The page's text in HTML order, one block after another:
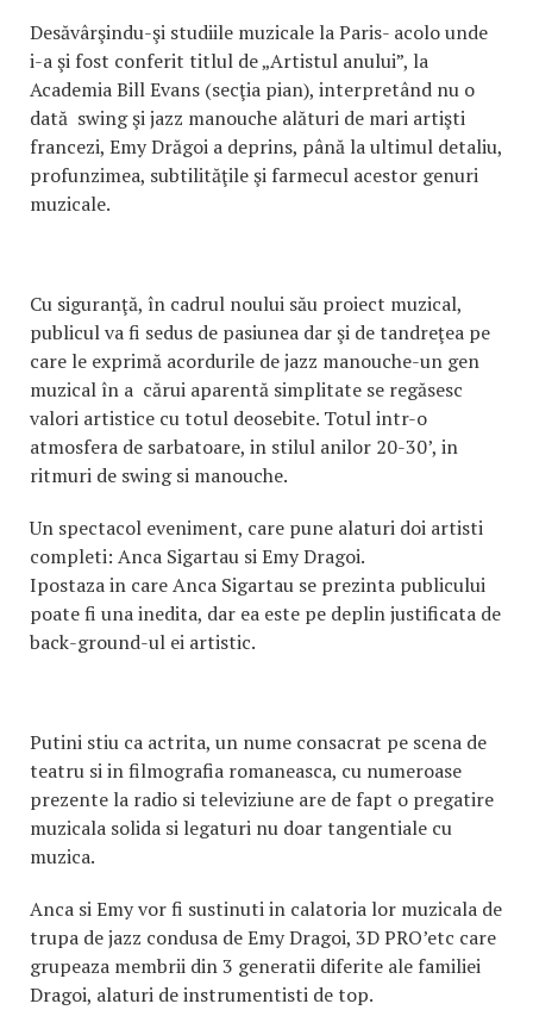
Desăvârşindu-şi studiile muzicale la Paris- acolo unde
i-a şi fost conferit titlul de „Artistul anului”, la
Academia Bill Evans (secţia pian), interpretând nu o
dată swing şi jazz manouche alături de mari artişti
francezi, Emy Drăgoi a deprins, până la ultimul detaliu,
profunzimea, subtilităţile şi farmecul acestor genuri
muzicale.
Cu siguranţă, în cadrul noului său proiect muzical,
publicul va fi sedus de pasiunea dar şi de tandreţea pe
care le exprimă acordurile de jazz manouche-un gen
muzical în a cărui aparentă simplitate se regăsesc
valori artistice cu totul deosebite. Totul intr-o
atmosfera de sarbatoare, in stilul anilor 20-30’, in
ritmuri de swing si manouche.
Un spectacol eveniment, care pune alaturi doi artisti
completi: Anca Sigartau si Emy Dragoi.
Ipostaza in care Anca Sigartau se prezinta publicului
poate fi una inedita, dar ea este pe deplin justificata de
back-ground-ul ei artistic.
Putini stiu ca actrita, un nume consacrat pe scena de
teatru si in filmografia romaneasca, cu numeroase
prezente la radio si televiziune are de fapt o pregatire
muzicala solida si legaturi nu doar tangentiale cu
muzica.
Anca si Emy vor fi sustinuti in calatoria lor muzicala de
trupa de jazz condusa de Emy Dragoi, 3D PRO’etc care
grupeaza membrii din 3 generatii diferite ale familiei
Dragoi, alaturi de instrumentisti de top.